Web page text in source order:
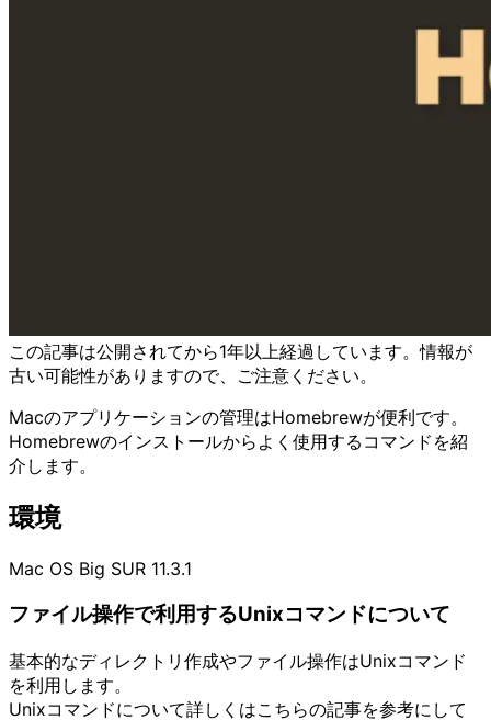
この記事は公開されてから1年以上経過しています。情報が
古い可能性がありますので、ご注意ください。
Macのアプリケーションの管理はHomebrewが便利です。
Homebrewのインストールからよく使用するコマンドを紹
介します。
環境
Mac OS Big SUR 11.3.1
ファイル操作で利用するUnixコマンドについて
基本的なディレクトリ作成やファイル操作はUnixコマンド
を利用します。
Unixコマンドについて詳しくはこちらの記事を参考にして